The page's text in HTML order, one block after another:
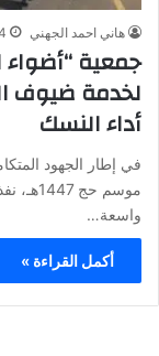
هاني احمد الجهني 4
جمعية “أضواء
لخدمة ضيوف
أداء النسك
في إطار الجهود
موسم
واسعة…
أكمل القراءة »